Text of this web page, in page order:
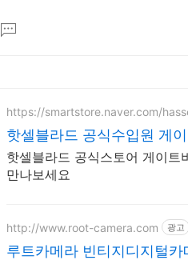
댓
글
https://smartstore.naver.com/
핫셀블라드 공식수입원 게
핫셀블라드 공식스토어 게이트
만나보세요
http://www.root-camera.com 광고
루트카메라 빈티지디지털